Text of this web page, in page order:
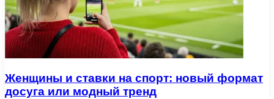
Женщины и ставки на спорт: новый формат
досуга или модный тренд